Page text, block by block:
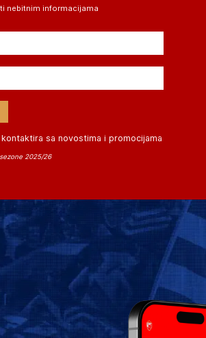
nebitnim informacijama
sa novostima i promocijama
2025/26